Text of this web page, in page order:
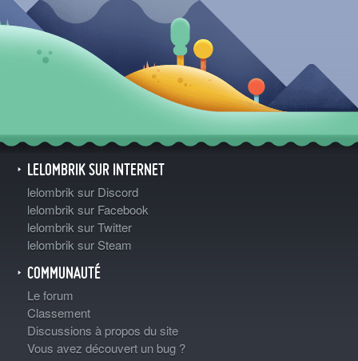
LELOMBRIK SUR INTERNET
lelombrik sur Discord
lelombrik sur Facebook
lelombrik sur Twitter
lelombrik sur Steam
COMMUNAUTÉ
Le forum
Classement
Discussions à propos du site
Vous avez découvert un bug ?